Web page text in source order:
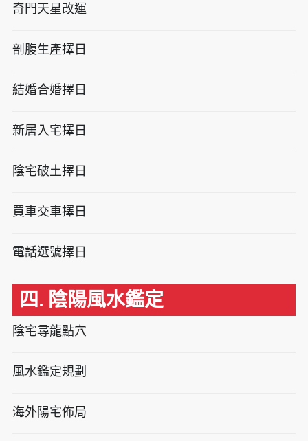
奇門天星改運
剖腹生產擇日
結婚合婚擇日
新居入宅擇日
陰宅破土擇日
買車交車擇日
電話選號擇日
四. 陰陽風水鑑定
陰宅尋龍點穴
風水鑑定規劃
海外陽宅佈局